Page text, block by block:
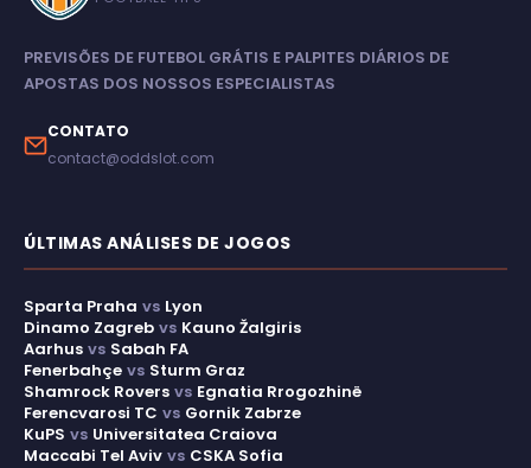
PREVISÕES DE FUTEBOL GRÁTIS E PALPITES DIÁRIOS DE
APOSTAS DOS NOSSOS ESPECIALISTAS
CONTATO
contact@oddslot.com
ÚLTIMAS ANÁLISES DE JOGOS
Sparta Praha vs Lyon
Dinamo Zagreb vs Kauno Žalgiris
Aarhus vs Sabah FA
Fenerbahçe vs Sturm Graz
Shamrock Rovers vs Egnatia Rrogozhinë
Ferencvarosi TC vs Gornik Zabrze
KuPS vs Universitatea Craiova
Maccabi Tel Aviv vs CSKA Sofia